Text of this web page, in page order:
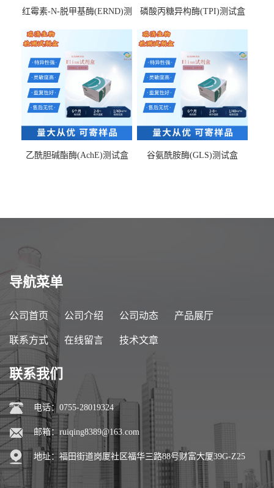
红霉素-N-脱甲基酶(ERND)测
磷酸丙糖异构酶(TPI)测试盒
乙酰胆碱酯酶(AchE)测试盒 谷氨酰胺酶(GLS)测试盒
导航菜单
公司首页 公司介绍 公司动态 产品展厅
联系方式 在线留言 技术文章
联系我们
电话：0755-28019324
邮箱： ruiqing8389@163.com
地址：福田街道岗厦社区福华三路88号财富大厦39G-Z25